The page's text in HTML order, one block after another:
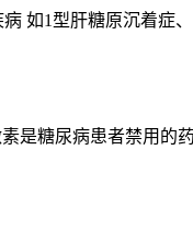
如1型肝糖原沉着
是糖尿病患者禁用